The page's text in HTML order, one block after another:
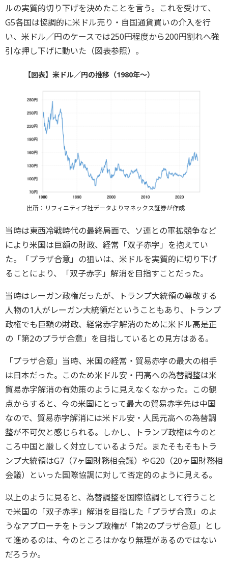
ルの実質的切り下げを決めたことを言う。これを受けて、
G5各国は協調的に米ドル売り・自国通貨買いの介入を行
い、米ドル／円のケースでは250円程度から200円割れへ強
引な押し下げに動いた（図表参照）。
【図表】米ドル／円の推移（1980年～）
出所：リフィニティブ社データよりマネックス証券が作成
当時は東西冷戦時代の最終局面で、ソ連との軍拡競争など
により米国は巨額の財政、経常「双子赤字」を抱えてい
た。「プラザ合意」の狙いは、米ドルを実質的に切り下げ
ることにより、「双子赤字」解消を目指すことだった。
当時はレーガン政権だったが、トランプ大統領の尊敬する
人物の1人がレーガン大統領だということもあり、トランプ
政権でも巨額の財政、経常赤字解消のために米ドル高是正
の「第2のプラザ合意」を目指しているとの見方はある。
「プラザ合意」当時、米国の経常・貿易赤字の最大の相手
は日本だった。このため米ドル安・円高への為替調整は米
貿易赤字解消の有効策のように見えなくなかった。この観
点からすると、今の米国にとって最大の貿易赤字先は中国
なので、貿易赤字解消には米ドル安・人民元高への為替調
整が不可欠と感じられる。しかし、トランプ政権は今のと
ころ中国と厳しく対立しているようだ。またそもそもトラ
ンプ大統領はG7（7ヶ国財務相会議）やG20（20ヶ国財務相
会議）といった国際協調に対して否定的のように見える。
以上のように見ると、為替調整を国際協調として行うこと
で米国の「双子赤字」解消を目指した「プラザ合意」のよ
うなアプローチをトランプ政権が「第2のプラザ合意」とし
て進めるのは、今のところはかなり無理があるのではない
だろうか。